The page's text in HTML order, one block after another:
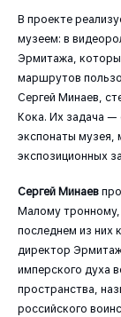
В проекте
музеем: в
Эрмитажа,
маршрутов
Сергей Минаев,
Кока. Их задача —
экспонаты музея,
экспозиционных
Сергей Минаев
Малому тронному,
последнем из них
директор
имперского духа
пространства,
российского